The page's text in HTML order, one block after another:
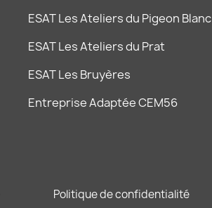
ESAT Les Ateliers du Pigeon Blanc
ESAT Les Ateliers du Prat
ESAT Les Bruyères
Entreprise Adaptée CEM56
Politique de confidentialité